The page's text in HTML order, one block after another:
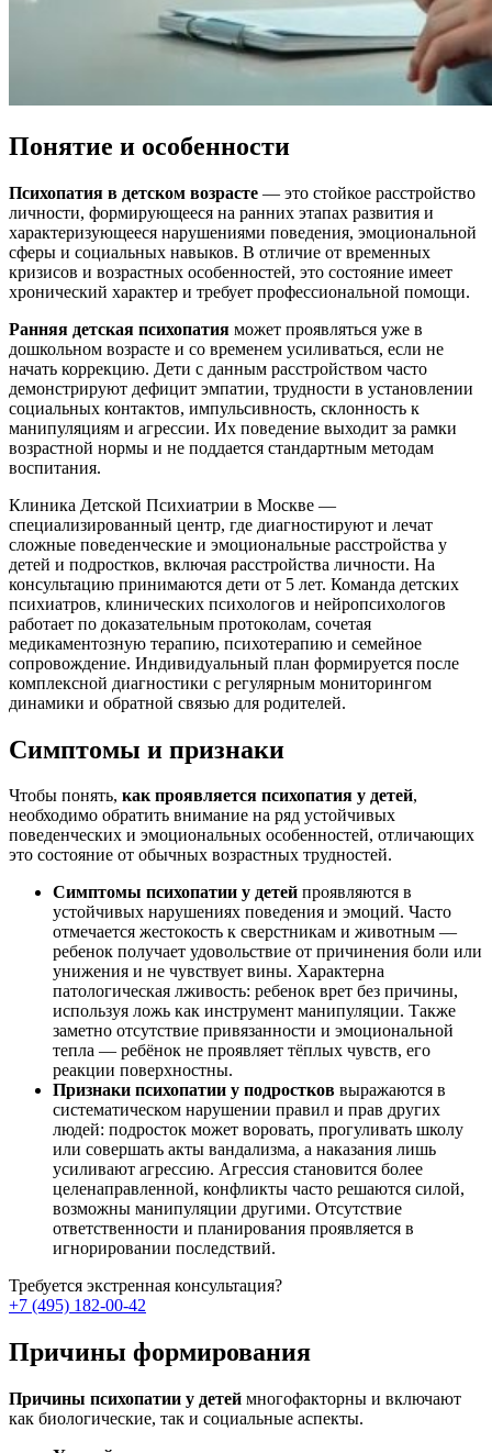
Понятие и особенности
Психопатия в детском возрасте — это стойкое расстройство
личности, формирующееся на ранних этапах развития и
характеризующееся нарушениями поведения, эмоциональной
сферы и социальных навыков. В отличие от временных
кризисов и возрастных особенностей, это состояние имеет
хронический характер и требует профессиональной помощи.
Ранняя детская психопатия может проявляться уже в
дошкольном возрасте и со временем усиливаться, если не
начать коррекцию. Дети с данным расстройством часто
демонстрируют дефицит эмпатии, трудности в установлении
социальных контактов, импульсивность, склонность к
манипуляциям и агрессии. Их поведение выходит за рамки
возрастной нормы и не поддается стандартным методам
воспитания.
Клиника Детской Психиатрии в Москве —
специализированный центр, где диагностируют и лечат
сложные поведенческие и эмоциональные расстройства у
детей и подростков, включая расстройства личности. На
консультацию принимаются дети от 5 лет. Команда детских
психиатров, клинических психологов и нейропсихологов
работает по доказательным протоколам, сочетая
медикаментозную терапию, психотерапию и семейное
сопровождение. Индивидуальный план формируется после
комплексной диагностики с регулярным мониторингом
динамики и обратной связью для родителей.
Симптомы и признаки
Чтобы понять, как проявляется психопатия у детей,
необходимо обратить внимание на ряд устойчивых
поведенческих и эмоциональных особенностей, отличающих
это состояние от обычных возрастных трудностей.
Симптомы психопатии у детей проявляются в
устойчивых нарушениях поведения и эмоций. Часто
отмечается жестокость к сверстникам и животным —
ребенок получает удовольствие от причинения боли или
унижения и не чувствует вины. Характерна
патологическая лживость: ребенок врет без причины,
используя ложь как инструмент манипуляции. Также
заметно отсутствие привязанности и эмоциональной
тепла — ребёнок не проявляет тёплых чувств, его
реакции поверхностны.
Признаки психопатии у подростков выражаются в
систематическом нарушении правил и прав других
людей: подросток может воровать, прогуливать школу
или совершать акты вандализма, а наказания лишь
усиливают агрессию. Агрессия становится более
целенаправленной, конфликты часто решаются силой,
возможны манипуляции другими. Отсутствие
ответственности и планирования проявляется в
игнорировании последствий.
Требуется экстренная консультация?
+7 (495) 182-00-42
Причины формирования
Причины психопатии у детей многофакторны и включают
как биологические, так и социальные аспекты.